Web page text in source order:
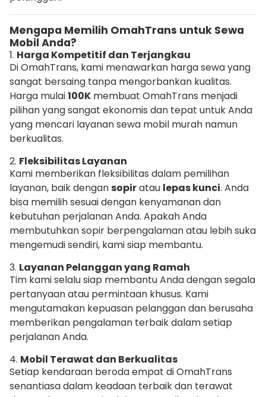
Mengapa Memilih OmahTrans untuk Sewa
Mobil Anda?
1. Harga Kompetitif dan Terjangkau
Di OmahTrans, kami menawarkan harga sewa yang
sangat bersaing tanpa mengorbankan kualitas.
Harga mulai100K membuat OmahTrans menjadi
pilihan yang sangat ekonomis dan tepat untuk Anda
yang mencari layanan sewa mobil murah namun
berkualitas.
2. Fleksibilitas Layanan
Kami memberikan fleksibilitas dalam pemilihan
layanan, baik dengansopiratau lepas kunci. Anda
bisa memilih sesuai dengan kenyamanan dan
kebutuhan perjalanan Anda. Apakah Anda
membutuhkan sopir berpengalaman atau lebih suka
mengemudi sendiri, kami siap membantu.
3. Layanan Pelanggan yang Ramah
Tim kami selalu siap membantu Anda dengan segala
pertanyaan atau permintaan khusus. Kami
mengutamakan kepuasan pelanggan dan berusaha
memberikan pengalaman terbaik dalam setiap
perjalanan Anda.
4. Mobil Terawat dan Berkualitas
Setiap kendaraan beroda empat di OmahTrans
senantiasa dalam keadaan terbaik dan terawat